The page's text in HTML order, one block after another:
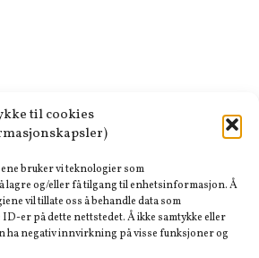
til cookies
bruker vi teknologier som
og/eller få tilgang til enhetsinformasjon. Å
vil tillate oss å behandle data som
er på dette nettstedet. Å ikke samtykke eller
ha negativ innvirkning på visse funksjoner og